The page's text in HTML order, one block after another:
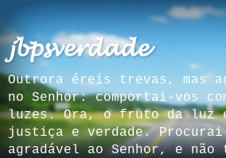
𝓳𝓫𝓹𝓼𝓿𝓮𝓻𝓭𝓪𝓭𝓮
Outrora éreis trevas, mas
no Senhor: comportai-vos
luzes. Ora, o fruto da luz é
justiça e verdade. Procurai
agradável ao Senhor, e não